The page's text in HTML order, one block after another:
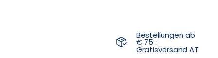
Bestellungen ab
€ 75 :
Gratisversand AT